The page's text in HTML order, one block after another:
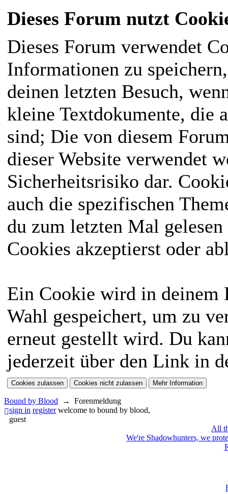
Dieses Forum nutzt
Dieses Forum verwendet
Informationen zu
deinen letzten Besuch,
kleine Textdokumente, die
sind; Die von diesem
dieser Website verwendet
Sicherheitsrisiko dar.
auch die spezifischen
du zum letzten Mal
Cookies akzeptierst oder
Ein Cookie wird in deinem
Wahl gespeichert, um zu
erneut gestellt wird. Du
jederzeit über den Link in
Bound by Blood → Forenmeldung
sign in register welcome to bound by blood,
guest
All
We're Shadowhunters, we